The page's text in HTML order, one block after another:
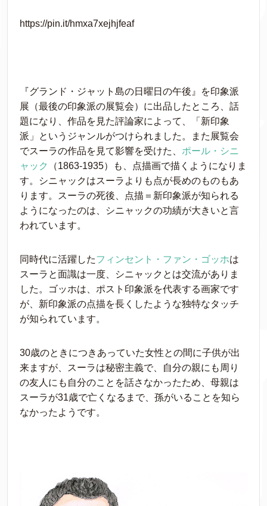
https://pin.it/hmxa7xejhjfeaf
『グランド・ジャット島の日曜日の午後』を印象派
展（最後の印象派の展覧会）に出品したところ、話
題になり、作品を見た評論家によって、「新印象
派」というジャンルがつけられました。また展覧会
でスーラの作品を見て影響を受けた、 ポール・シニ
ャック
（1863-1935）も、点描画で描くようになりま
す。シニャックはスーラよりも点が長めのものもあ
ります。スーラの死後、点描＝新印象派が知られる
ようになったのは、シニャックの功績が大きいと言
われています。
同時代に活躍したフィンセント・ファン・ゴッホは
スーラと面識は一度、シニャックとは交流がありま
した。ゴッホは、ポスト印象派を代表する画家です
が、新印象派の点描を長くしたような独特なタッチ
が知られています。
30歳のときにつきあっていた女性との間に子供が出
来ますが、スーラは秘密主義で、自分の親にも周り
の友人にも自分のことを話さなかったため、母親は
スーラが31歳で亡くなるまで、孫がいることを知ら
なかったようです。